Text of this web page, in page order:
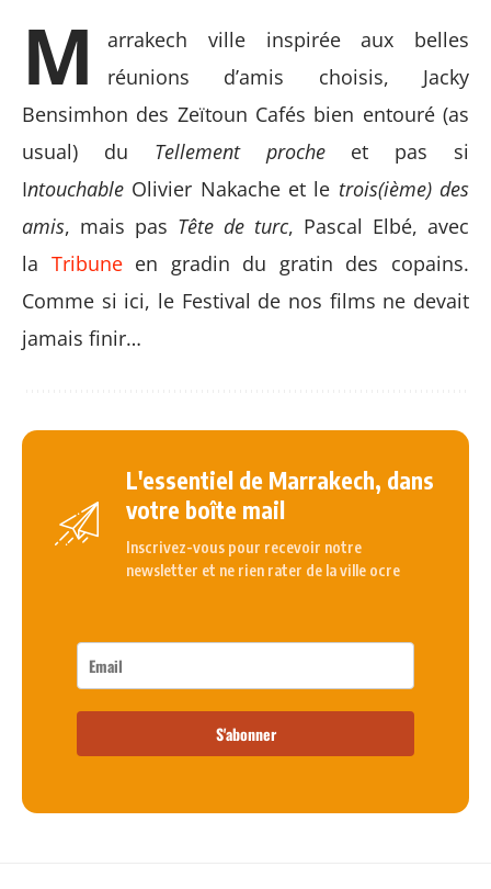
M
arrakech ville inspirée aux belles
réunions d’amis choisis, Jacky
Bensimhon des Zeïtoun Cafés bien entouré (as
usual) du Tellement proche et pas si
Intouchable Olivier Nakache et le trois(ième) des
amis, mais pas Tête de turc, Pascal Elbé, avec
la Tribune en gradin du gratin des copains.
Comme si ici, le Festival de nos films ne devait
jamais finir…
L'essentiel de Marrakech, dans
votre boîte mail
Inscrivez-vous pour recevoir notre
newsletter et ne rien rater de la ville ocre
S'abonner